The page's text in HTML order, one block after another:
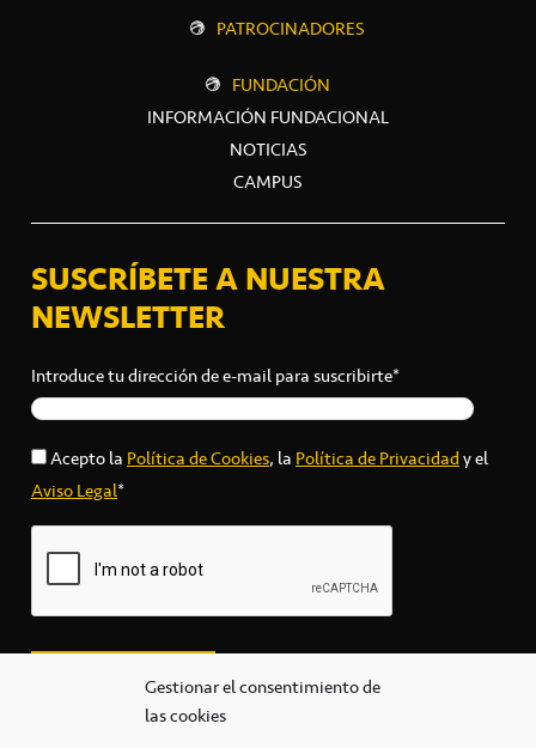
Gestionar el consentimiento de
las cookies
PATROCINADORES
FUNDACIÓN
INFORMACIÓN FUNDACIONAL
NOTICIAS
CAMPUS
SUSCRÍBETE A NUESTRA
NEWSLETTER
Introduce tu dirección de e-mail para suscribirte*
Acepto laPolítica de Cookies, laPolítica de Privacidady el
Aviso Legal*